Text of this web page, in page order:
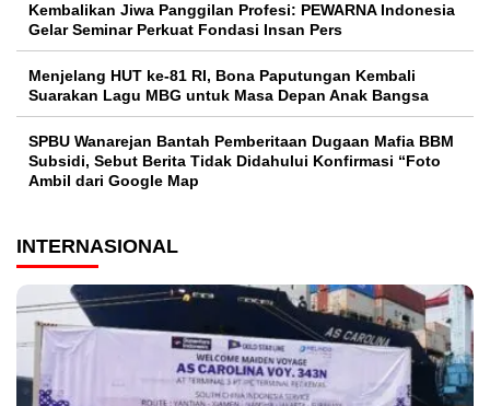
Kembalikan Jiwa Panggilan Profesi: PEWARNA Indonesia
Gelar Seminar Perkuat Fondasi Insan Pers
Menjelang HUT ke-81 RI, Bona Paputungan Kembali
Suarakan Lagu MBG untuk Masa Depan Anak Bangsa
SPBU Wanarejan Bantah Pemberitaan Dugaan Mafia BBM
Subsidi, Sebut Berita Tidak Didahului Konfirmasi “Foto
Ambil dari Google Map
INTERNASIONAL